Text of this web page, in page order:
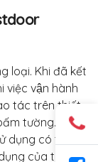
loại. Khi đã kết
việc vận hành
tác trên thiết
tường. Thật
dụng có thể
của thiết bị